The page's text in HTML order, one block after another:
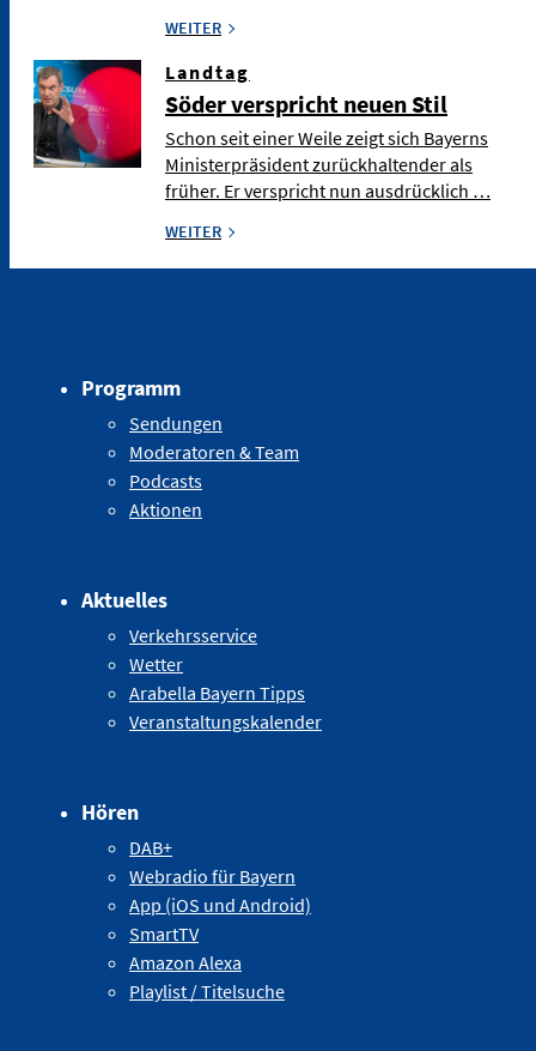
WEITER
Landtag
Söder verspricht neuen Stil
Schon seit einer Weile zeigt sich Bayerns
Ministerpräsident zurückhaltender als
früher. Er verspricht nun ausdrücklich …
WEITER
Programm
Sendungen
Moderatoren & Team
Podcasts
Aktionen
Aktuelles
Verkehrsservice
Wetter
Arabella Bayern Tipps
Veranstaltungskalender
Hören
DAB+
Webradio für Bayern
App (iOS und Android)
SmartTV
Amazon Alexa
Playlist / Titelsuche